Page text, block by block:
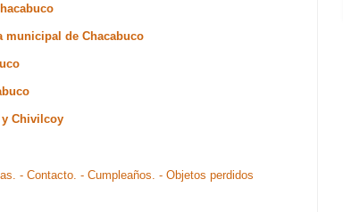
municipal de Chacabuco
y Chivilcoy
- Contacto. - Cumpleaños. - Objetos perdidos